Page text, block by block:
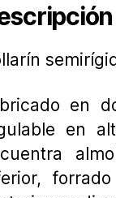
en
en